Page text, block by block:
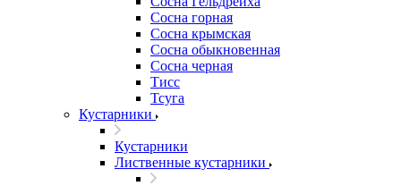
Сосна горная
Сосна крымская
Сосна обыкновенная
Сосна черная
Тисс
Тсуга
Кустарники
Кустарники
Лиственные кустарники